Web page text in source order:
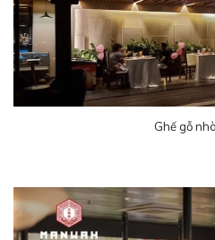
Ghế gỗ